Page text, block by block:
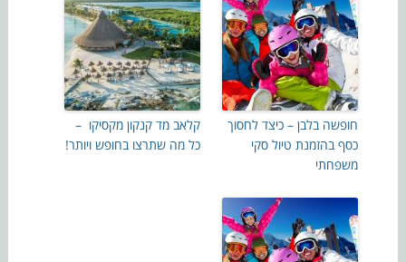
חופשה בלבן – כיצד לחסוך
כסף בהזמנת טיול סקי
משפחתי
קלאב מד קנקון מקסיקו –
כל מה שתרצו בחופש ויותר!